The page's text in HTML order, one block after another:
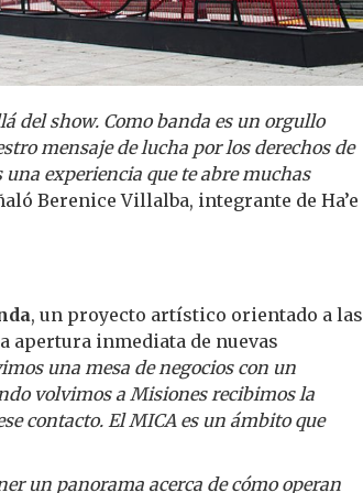
del show. Como banda es un orgullo
mensaje de lucha por los derechos de
experiencia que te abre muchas
Berenice Villalba, integrante de Ha’e
, un proyecto artístico orientado a las
inmediata de nuevas
una mesa de negocios con un
volvimos a Misiones recibimos la
contacto. El MICA es un ámbito que
un panorama acerca de cómo operan